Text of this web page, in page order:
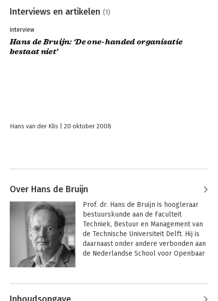
Interviews en artikelen (1)
interview
Hans de Bruijn: ‘De one-handed organisatie
bestaat niet’
Hans van der Klis 20 oktober 2008
Over Hans de Bruijn
Prof. dr. Hans de Bruijn is hoogleraar
bestuurskunde aan de Faculteit
Techniek, Bestuur en Management van
de Technische Universiteit Delft. Hij is
daarnaast onder andere verbonden aan
de Nederlandse School voor Openbaar
Netherlands Institute for City Innovation
Andere boeken door Hans de Bruijn